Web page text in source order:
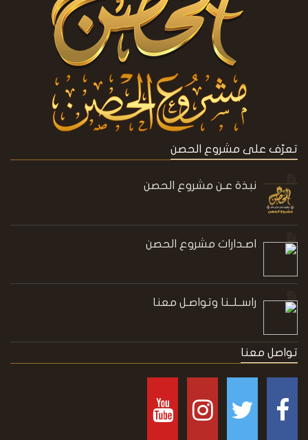
تعرّف على مشروع الحصن
نبذة عـن مشروع الحصن
اصـدارات مشروع الحصن
راســلــنا وتواصـل معنا
تواصل معنا